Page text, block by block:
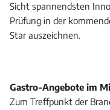
Sicht spannendsten
Prüfung in der
Star auszeichnen.
Gastro-Angebote im
Zum Treffpunkt der